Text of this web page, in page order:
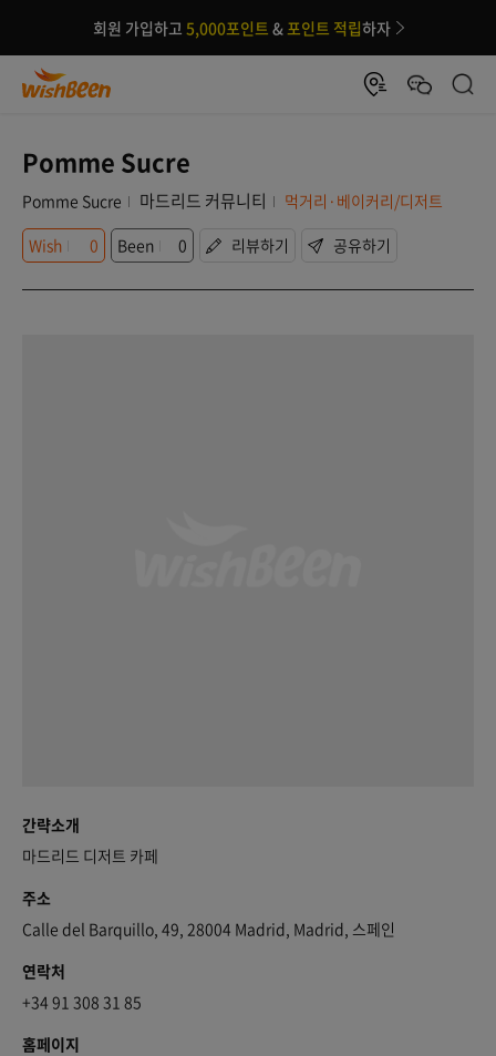
회원 가입하고 5,000포인트 &포인트 적립하자
Pomme Sucre
Pomme Sucre 마드리드 커뮤니티
먹거리·베이커리/디저트
Wish
0 Been 0 리뷰하기 공유하기
간략소개
마드리드 디저트 카페
주소
Calle del Barquillo, 49, 28004 Madrid, Madrid, 스페인
연락처
+34 91 308 31 85
홈페이지